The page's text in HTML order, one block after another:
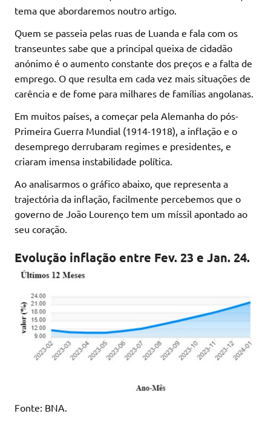
tema que abordaremos noutro artigo.
Quem se passeia pelas ruas de Luanda e fala com os
transeuntes sabe que a principal queixa de cidadão
anónimo é o aumento constante dos preços e a falta de
emprego. O que resulta em cada vez mais situações de
carência e de fome para milhares de famílias angolanas.
Em muitos países, a começar pela Alemanha do pós-
Primeira Guerra Mundial (1914-1918), a inflação e o
desemprego derrubaram regimes e presidentes, e
criaram imensa instabilidade política.
Ao analisarmos o gráfico abaixo, que representa a
trajectória da inflação, facilmente percebemos que o
governo de João Lourenço tem um míssil apontado ao
seu coração.
Evolução inflação entre Fev. 23 e Jan. 24.
Fonte: BNA.